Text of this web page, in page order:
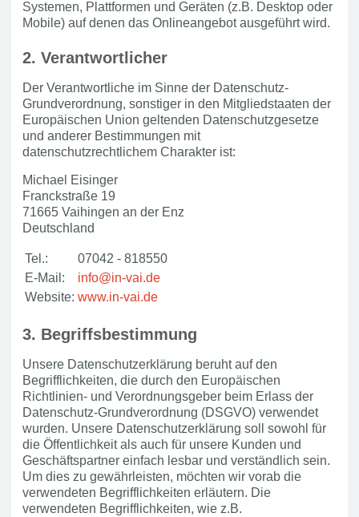
Systemen, Plattformen und Geräten (z.B. Desktop oder
Mobile) auf denen das Onlineangebot ausgeführt wird.
2. Verantwortlicher
Der Verantwortliche im Sinne der Datenschutz-
Grundverordnung, sonstiger in den Mitgliedstaaten der
Europäischen Union geltenden Datenschutzgesetze
und anderer Bestimmungen mit
datenschutzrechtlichem Charakter ist:
Michael Eisinger
Franckstraße 19
71665 Vaihingen an der Enz
Deutschland
Tel.:
07042 - 818550
E-Mail:
info@in-vai.de
Website: www.in-vai.de
3. Begriffsbestimmung
Unsere Datenschutzerklärung beruht auf den
Begrifflichkeiten, die durch den Europäischen
Richtlinien- und Verordnungsgeber beim Erlass der
Datenschutz-Grundverordnung (DSGVO) verwendet
wurden. Unsere Datenschutzerklärung soll sowohl für
die Öffentlichkeit als auch für unsere Kunden und
Geschäftspartner einfach lesbar und verständlich sein.
Um dies zu gewährleisten, möchten wir vorab die
verwendeten Begrifflichkeiten erläutern. Die
verwendeten Begrifflichkeiten, wie z.B.